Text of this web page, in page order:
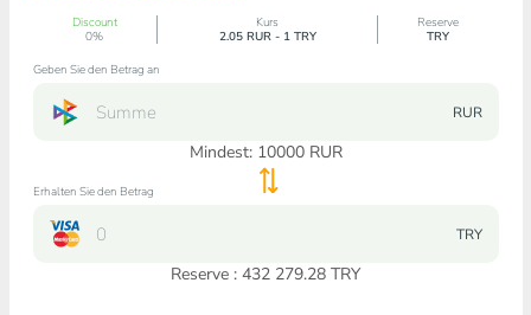
Discount
0%
Kurs
2.05 RUR - 1 TRY
Reserve
TRY
Geben Sie den Betrag an
RUR
Mindest: 10000RUR
Erhalten Sie den Betrag
TRY
Reserve : 432 279.28 TRY